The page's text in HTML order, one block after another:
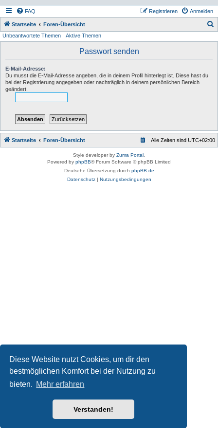
Diese Website nutzt Cookies, um dir den
bestmöglichen Komfort bei der Nutzung zu
bieten. Mehr erfahren
Verstanden!
FAQ Anmelden
Registrieren
Startseite Foren-Übersicht
Unbeantwortete Themen Aktive Themen
Passwort senden
E-Mail-Adresse:
Du musst die E-Mail-Adresse angeben, die in deinem Profil hinterlegt ist. Diese hast du
bei der Registrierung angegeben oder nachträglich in deinem persönlichen Bereich
geändert.
Startseite Foren-Übersicht Alle Zeiten sind UTC+02:00
Style developer by Zuma Portal
Powered by phpBB® Forum Software © phpBB Limited
Deutsche Übersetzung durch phpBB.de
Datenschutz| Nutzungsbedingungen